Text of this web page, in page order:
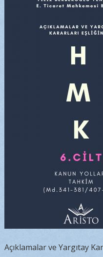
Açıklamalar ve Yargıtay